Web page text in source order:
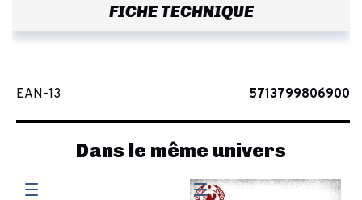
FICHE TECHNIQUE
EAN-13 5713799806900
Dans le même univers